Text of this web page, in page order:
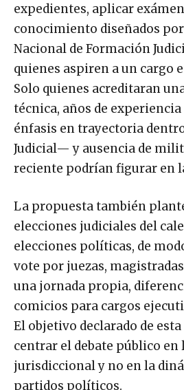
expedientes, aplicar
conocimiento diseñados
Nacional de Formación
quienes aspiren a un cargo
Solo quienes acreditaran
técnica, años de
énfasis en trayectoria
Judicial— y ausencia de
reciente podrían figurar en
La propuesta también
elecciones judiciales del
elecciones políticas, de
vote por juezas,
una jornada propia,
comicios para cargos
El objetivo declarado de
centrar el debate público
jurisdiccional y no en la
partidos políticos.